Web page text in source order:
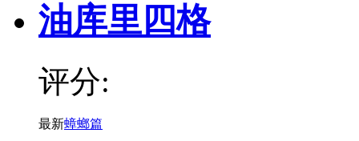
油库里四格
评分:
最新蟑螂篇